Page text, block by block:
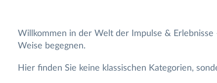
Willkommen in der Welt der Impulse &
Weise begegnen.
Hier finden Sie keine klassischen Kategorien,